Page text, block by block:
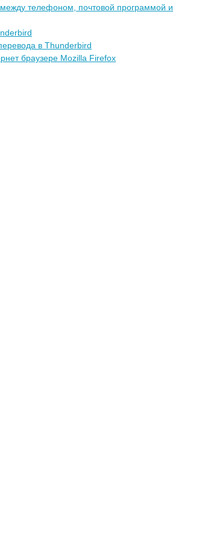
телефоном, почтовой программой и
в Thunderbird
браузере Mozilla Firefox